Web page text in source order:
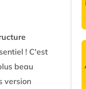
! C'est
beau
version